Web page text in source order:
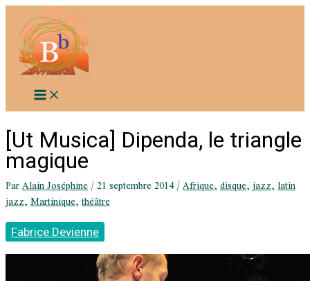
contenu
[Ut Musica] Dipenda, le triangle
magique
ParAlain Joséphine/21 septembre 2014/Afrique,disque,jazz,latin
jazz,Martinique,théâtre
Fabrice Devienne